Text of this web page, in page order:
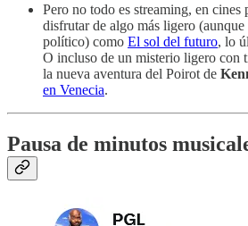
Pero no todo es streaming, en cines
disfrutar de algo más ligero
político) como El sol del futuro, lo
O incluso de un misterio ligero con
la nueva aventura del Poirot de
en Venecia.
Pausa de minutos